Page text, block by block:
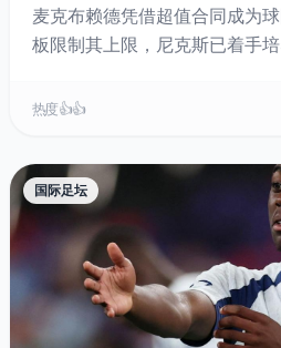
麦克布赖德凭借超值合同成为
板限制其上限，尼克斯已着手
以免人财两空。
热度 👍👍
国际足坛